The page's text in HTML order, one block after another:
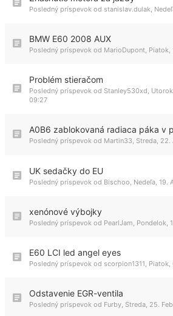
Posledný príspevok od stanislav.dulak
BMW E60 2008 AUX
Posledný príspevok od MarioDupont Piatok,
Problém stieračom
Posledný príspevok od Stanley530xd
09:27
A0B6 zablokovaná radiaca páka v
Posledný príspevok od Martin33, Streda, 22.
UK sedačky do EU
Posledný príspevok od Bischoo Nedeľa, 19.
xenónové výbojky
Posledný príspevok od PearlJam Pondelok,
E60 LCI led angel eyes
Posledný príspevok od scorpion1311 Piatok,
Odstavenie EGR-ventila
Posledný príspevok od Furby Streda, 25.